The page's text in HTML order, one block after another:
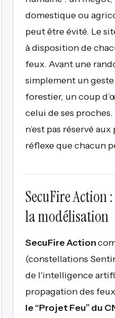
domestique ou
peut être évité. Le
à disposition de
feux. Avant une
simplement un
forestier, un coup
celui de ses
n’est pas réservé
réflexe que chacun
SecuFire Action
la modélisation
SecuFire Action
(constellations
de l'intelligence
propagation des
le “Projet Feu” du